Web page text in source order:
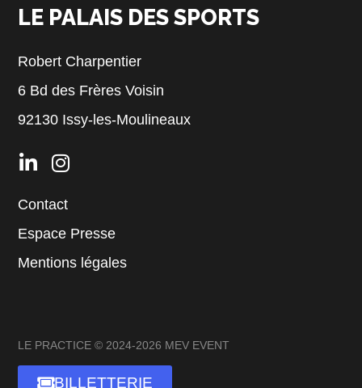
LE PALAIS DES SPORTS
Robert Charpentier
6 Bd des Frères Voisin
92130 Issy-les-Moulineaux
Contact
Espace Presse
Mentions légales
LE PRACTICE © 2024-2026 MEV EVENT
BILLETTERIE